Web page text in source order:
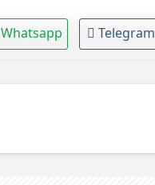
Whatsapp Telegram